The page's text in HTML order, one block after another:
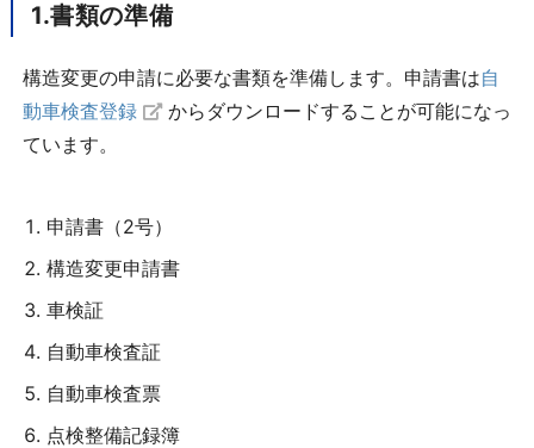
1.書類の準備
構造変更の申請に必要な書類を準備します。申請書は自
動車検査登録
からダウンロードすることが可能になっ
ています。
申請書（2号）
構造変更申請書
車検証
自動車検査証
自動車検査票
点検整備記録簿